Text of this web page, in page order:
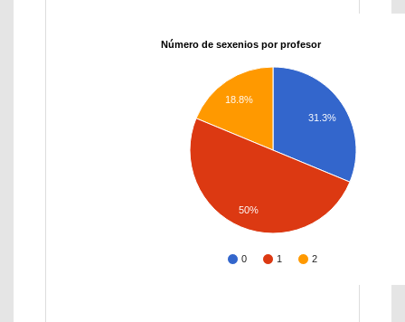
Número de sexenios por profesor
0 1 2
31.3%
18.8%
50%